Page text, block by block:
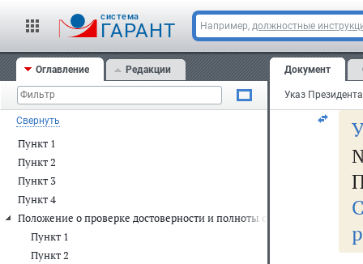
cистема
ГАРАНТ Например, должностные
Оглавление Редакции
Свернуть
Пункт 1
Пункт 2
Пункт 3
Пункт 4
Положение о проверке достоверности и полноты сведений,
Пункт 1
Пункт 2
Документ